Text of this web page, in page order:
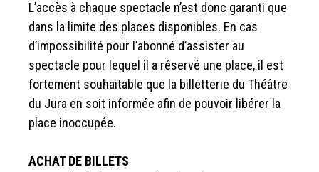
L’accès à chaque spectacle n’est donc garanti que
dans la limite des places disponibles. En cas
d’impossibilité pour l’abonné d’assister au
spectacle pour lequel il a réservé une place, il est
fortement souhaitable que la billetterie du Théâtre
du Jura en soit informée afin de pouvoir libérer la
place inoccupée.
ACHAT DE BILLETS